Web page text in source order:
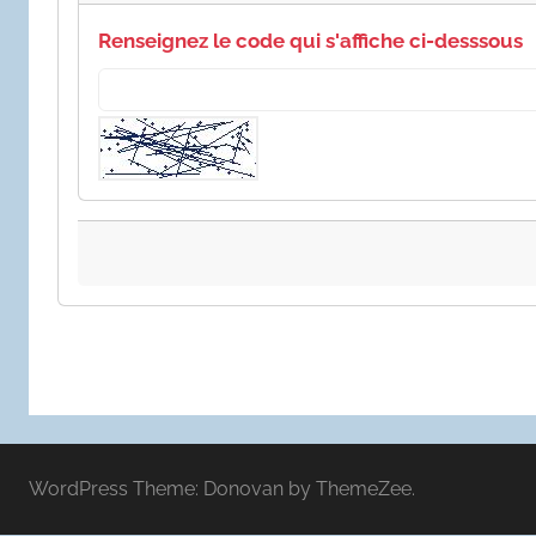
Renseignez le code qui s'affiche ci-desssous
WordPress Theme: Donovan by ThemeZee.